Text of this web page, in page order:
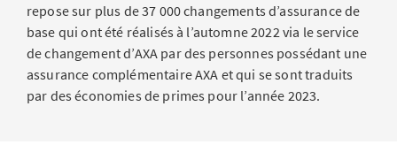
repose sur plus de 37 000 changements d’assurance de
base qui ont été réalisés à l’automne 2022 via le service
de changement d’AXA par des personnes possédant une
assurance complémentaire AXA et qui se sont traduits
par des économies de primes pour l’année 2023.